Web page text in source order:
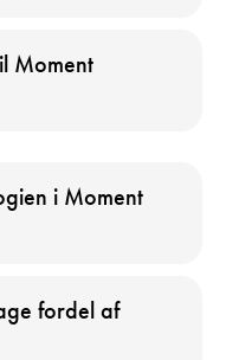
Moment
i Moment
fordel af